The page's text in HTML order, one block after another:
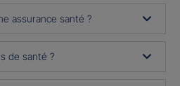
assurance santé ?
de santé ?